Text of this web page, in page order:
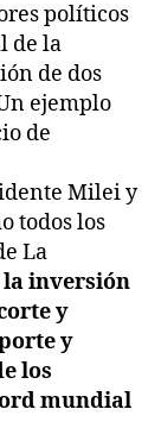
políticos
de la
de dos
ejemplo
de
Milei y
todos los
La
inversión
y
y
los
mundial